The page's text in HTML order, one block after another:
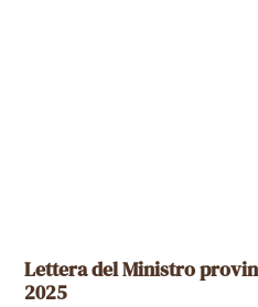
Lettera del Ministro
2025